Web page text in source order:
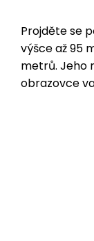
Projděte se
výšce až 95
metrů. Jeho
obrazovce